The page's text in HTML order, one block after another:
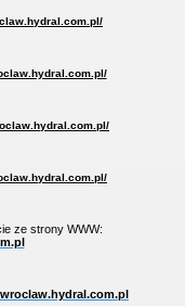
ze strony WWW: